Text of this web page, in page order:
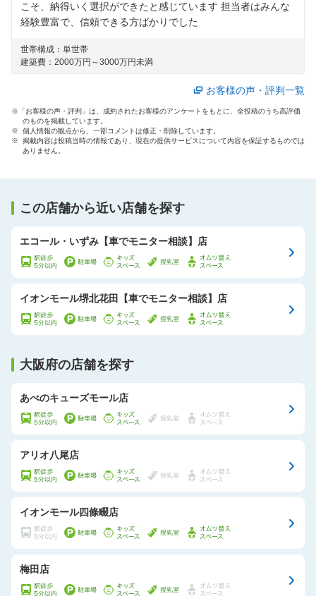
こそ、納得いく選択ができたと感じています 担当者はみんな
経験豊富で、信頼できる方ばかりでした
世帯構成： 単世帯
建築費： 2000万円～3000万円未満
お客様の声・評判一覧
※「お客様の声・評判」は、成約されたお客様のアンケートをもとに、全投稿のうち高評価
のものを掲載しています。
※ 個人情報の観点から、一部コメントは修正・削除しています。
※ 掲載内容は投稿当時の情報であり、現在の提供サービスについて内容を保証するものでは
ありません。
この店舗から近い店舗を探す
エコール・いずみ【車でモニター相談】店
イオンモール堺北花田【車でモニター相談】店
大阪府の店舗を探す
あべのキューズモール店
アリオ八尾店
イオンモール四條畷店
梅田店